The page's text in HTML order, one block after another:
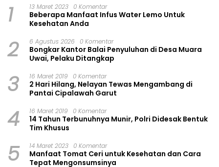
1 13 Maret 2023 0 Komentar
Beberapa Manfaat Infus Water Lemo Untuk
Kesehatan Anda
2 6 Agustus 2026 0 Komentar
Bongkar Kantor Balai Penyuluhan di Desa Muara
Uwai, Pelaku Ditangkap
3 16 Maret 2019 0 Komentar
2 Hari Hilang, Nelayan Tewas Mengambang di
Pantai Cipalawah Garut
4 16 Maret 2019 0 Komentar
14 Tahun Terbunuhnya Munir, Polri Didesak Bentuk
Tim Khusus
5 14 Maret 2023 0 Komentar
Manfaat Tomat Ceri untuk Kesehatan dan Cara
Tepat Mengonsumsinya